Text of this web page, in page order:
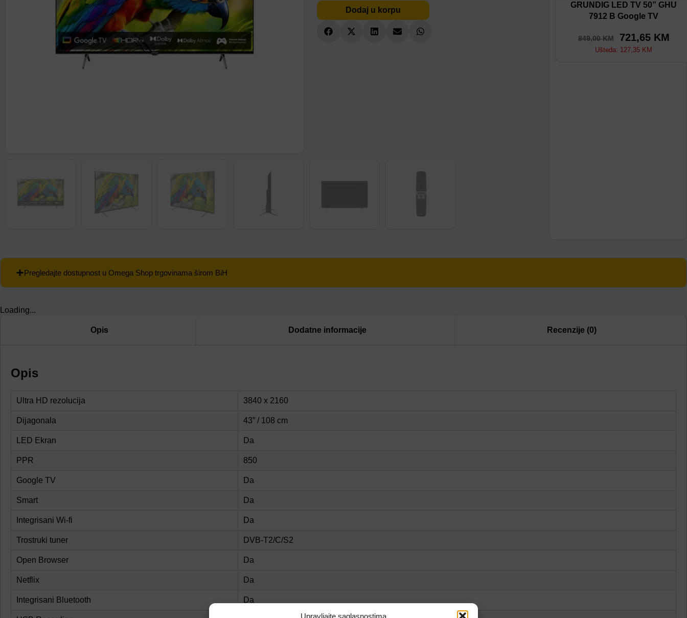
Upravljajte saglasnostima
Dodaj u korpu
Dodaj u poređenje
GRUNDIG LED TV 50” GHU
7912 B Google TV
849,00KM 721,65 KM
Ušteda: 127,35 KM
Pregledajte dostupnost u Omega Shop trgovinama širom BiH
Loading...
Opis Dodatne informacije Recenzije (0)
Opis
Ultra HD rezolucija 3840 x 2160
Dijagonala 43” / 108 cm
LED Ekran Da
PPR 850
Google TV Da
Smart Da
Integrisani Wi-fi Da
Trostruki tuner DVB-T2/C/S2
Open Browser Da
Netflix Da
Integrisani Bluetooth Da